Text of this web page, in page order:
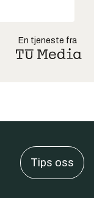
En tjeneste fra
Tips oss